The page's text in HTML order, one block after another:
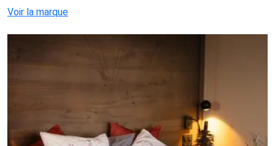
Voir la marque